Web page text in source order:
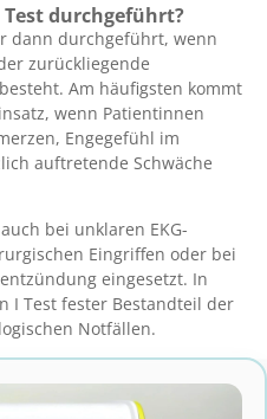
durchgeführt?
dann durchgeführt, wenn
zurückliegende
Am häufigsten kommt
wenn Patientinnen
Engegefühl im
auftretende Schwäche
bei unklaren EKG-
Eingriffen oder bei
eingesetzt. In
I Test fester Bestandteil der
Notfällen.